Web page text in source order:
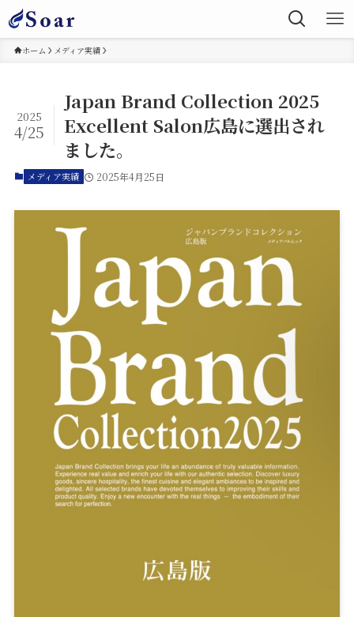
ホーム メディア実績
Japan Brand Collection 2025
Excellent Salon広島に選出され
ました。
2025
4/25
メディア実績 2025年4月25日